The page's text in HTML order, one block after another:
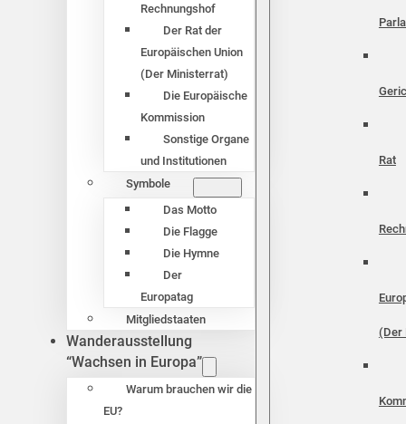
Rechnungshof
Der Rat der
Europäischen Union
(Der Ministerrat)
Die Europäische
Kommission
Sonstige Organe
und Institutionen
Symbole
Das Motto
Die Flagge
Die Hymne
Der
Europatag
Mitgliedstaaten
Wanderausstellung
“Wachsen in Europa”
Warum brauchen wir die
EU?
Rat
(Der